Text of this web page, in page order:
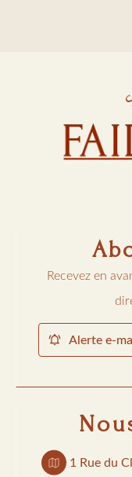
Recevez en
Alerte e-
1 Rue du